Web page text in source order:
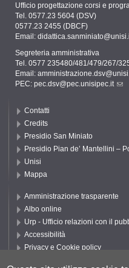
Ufficio progettazione corsi e
Tel. 0577.23 5604 (DSV)
0577.23 2455 (DBCF)
Email:
Segreteria amministrativa
Tel. 0577 235480/481/479/267/
Email:
PEC: pec.dsv@pec.unisipec.it
Contatti
Credits
Presidio San Miniato
Presidio Pian de’ Mantellini –
Unisi
Mappa
Amministrazione trasparente
Albo online
Urp - Ufficio relazioni con il
Accessibilità
Privacy e Cookie policy